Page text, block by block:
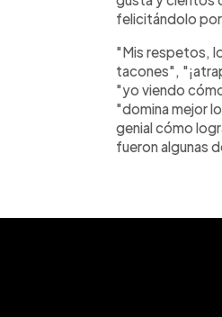
felicitándolo por
"Mis respetos,
tacones",
"yo viendo
"domina mejor
genial cómo
fueron algunas